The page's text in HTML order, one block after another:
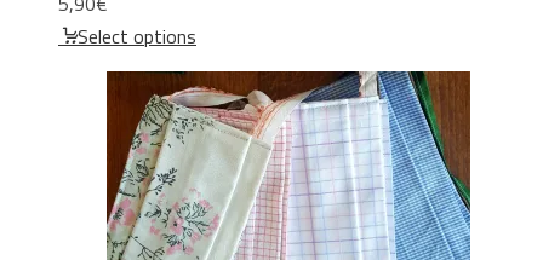
Select options